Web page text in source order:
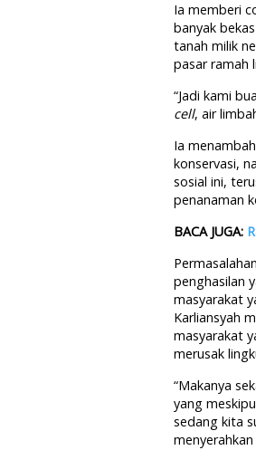
Ia memberi
banyak
tanah milik
pasar ramah
“Jadi kami
cell, air
Ia
konservasi,
sosial ini,
penanaman
BACA JUGA:
penghasilan
masyarakat
Karliansyah
masyarakat
merusak
“Makanya
yang
sedang kita